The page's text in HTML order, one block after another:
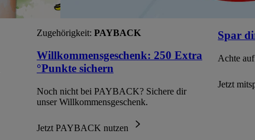
Zugehörigkeit: PAYBACK
Willkommensgeschenk: 250 Extra
°Punkte sichern
Noch nicht bei PAYBACK? Sichere dir
unser Willkommensgeschenk.
Jetzt PAYBACK nutzen
Spar
Achte
Jetzt